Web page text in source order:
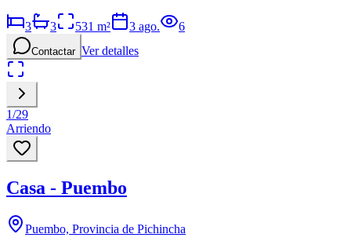
3 3 531 m² 3 ago. 6
Contactar Ver detalles
1/29
Arriendo
Casa - Puembo
Puembo, Provincia de Pichincha